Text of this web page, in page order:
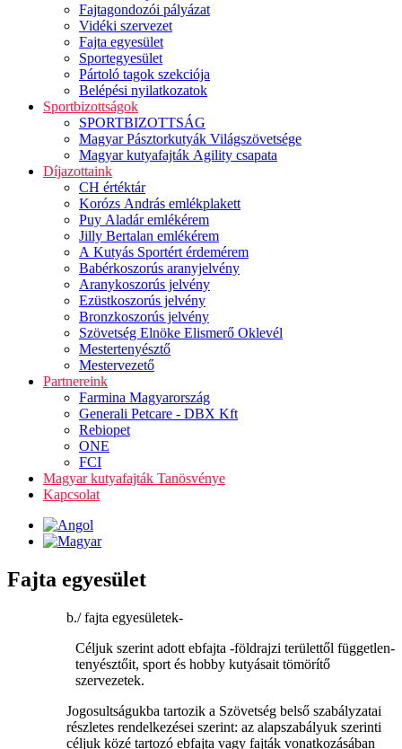
Fajtagondozói pályázat
Vidéki szervezet
Fajta egyesület
Sportegyesület
Pártoló tagok szekciója
Belépési nyilatkozatok
Sportbizottságok
SPORTBIZOTTSÁG
Magyar Pásztorkutyák Világszövetsége
Magyar kutyafajták Agility csapata
Díjazottaink
CH értéktár
Korózs András emlékplakett
Puy Aladár emlékérem
Jilly Bertalan emlékérem
A Kutyás Sportért érdemérem
Babérkoszorús aranyjelvény
Aranykoszorús jelvény
Ezüstkoszorús jelvény
Bronzkoszorús jelvény
Szövetség Elnöke Elismerő Oklevél
Mestertenyésztő
Mestervezető
Partnereink
Farmina Magyarország
Generali Petcare - DBX Kft
Rebiopet
ONE
FCI
Magyar kutyafajták Tanösvénye
Kapcsolat
Fajta egyesület
b./ fajta egyesületek-
Céljuk szerint adott ebfajta -földrajzi területtől független-
tenyésztőit, sport és hobby kutyásait tömörítő
szervezetek.
Jogosultságukba tartozik a Szövetség belső szabályzatai
részletes rendelkezései szerint: az alapszabályuk szerinti
céljuk közé tartozó ebfajta vagy fajták vonatkozásában